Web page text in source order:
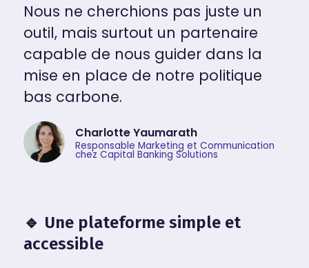
Nous ne cherchions pas juste un
outil, mais surtout un partenaire
capable de nous guider dans la
mise en place de notre politique
bas carbone.
Charlotte Yaumarath
Responsable Marketing et Communication
chez Capital Banking Solutions
🔹 Une plateforme simple et
accessible